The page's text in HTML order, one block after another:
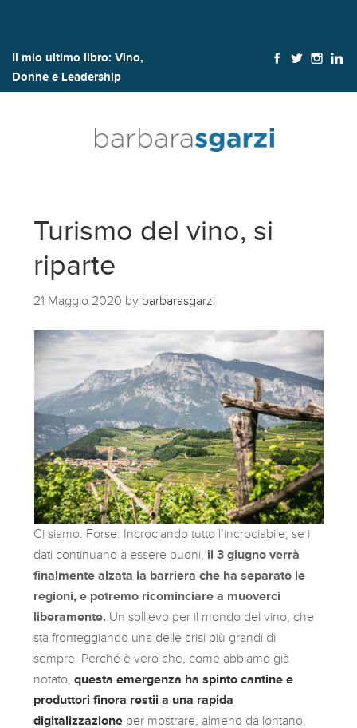
Il mio ultimo libro: Vino,
Donne e Leadership
Turismo del vino, si
riparte
21 Maggio 2020 by barbarasgarzi
Ci siamo. Forse. Incrociando tutto l’incrociabile, se i
dati continuano a essere buoni, il 3 giugno verrà
finalmente alzata la barriera che ha separato le
regioni, e potremo ricominciare a muoverci
liberamente. Un sollievo per il mondo del vino, che
sta fronteggiando una delle crisi più grandi di
sempre. Perché è vero che, come abbiamo già
notato,questa emergenza ha spinto cantine e
produttori finora restii a una rapida
digitalizzazione per mostrare, almeno da lontano,